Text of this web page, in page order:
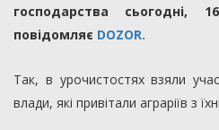
господарства
повідомляє DOZOR.
Так, в урочистостях взяли
влади, які привітали аграріїв з